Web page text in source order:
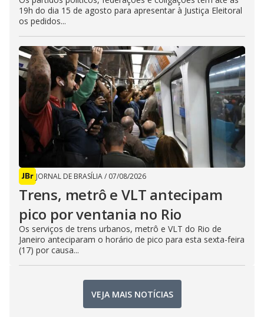
19h do dia 15 de agosto para apresentar à Justiça Eleitoral
os pedidos...
JORNAL DE BRASÍLIA/ 07/08/2026
Trens, metrô e VLT antecipam
pico por ventania no Rio
Os serviços de trens urbanos, metrô e VLT do Rio de
Janeiro anteciparam o horário de pico para esta sexta-feira
(17) por causa...
VEJA MAIS NOTÍCIAS